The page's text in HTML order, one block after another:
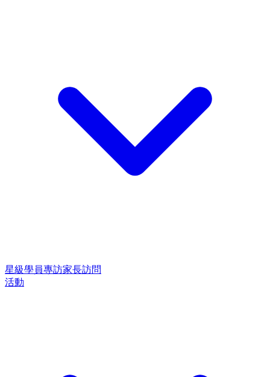
星級學員專訪家長訪問
活動